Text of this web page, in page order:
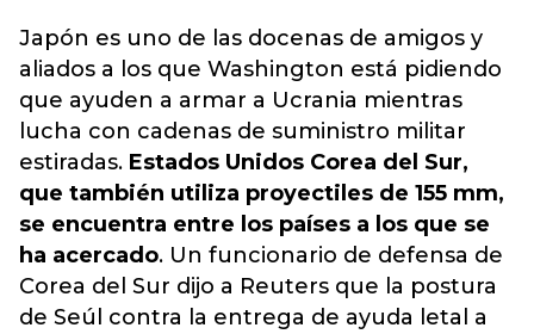
Japón es uno de las docenas de amigos y
aliados a los que Washington está pidiendo
que ayuden a armar a Ucrania mientras
lucha con cadenas de suministro militar
estiradas. Estados Unidos Corea del Sur,
que también utiliza proyectiles de 155 mm,
se encuentra entre los países a los que se
ha acercado. Un funcionario de defensa de
Corea del Sur dijo a Reuters que la postura
de Seúl contra la entrega de ayuda letal a